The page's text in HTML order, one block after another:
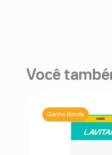
Você
Ganhe Brinde